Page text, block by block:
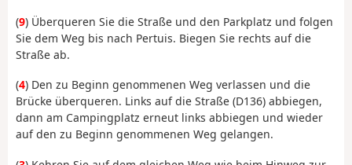
(9) Überqueren Sie die Straße und den Parkplatz und folgen
Sie dem Weg bis nach Pertuis. Biegen Sie rechts auf die
Straße ab.
(4) Den zu Beginn genommenen Weg verlassen und die
Brücke überqueren. Links auf die Straße (D136) abbiegen,
dann am Campingplatz erneut links abbiegen und wieder
auf den zu Beginn genommenen Weg gelangen.